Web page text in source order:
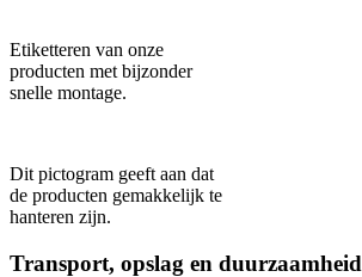
Etiketteren van onze
producten met bijzonder
snelle montage.
Dit pictogram geeft aan dat
de producten gemakkelijk te
hanteren zijn.
Transport, opslag en duurzaamheid